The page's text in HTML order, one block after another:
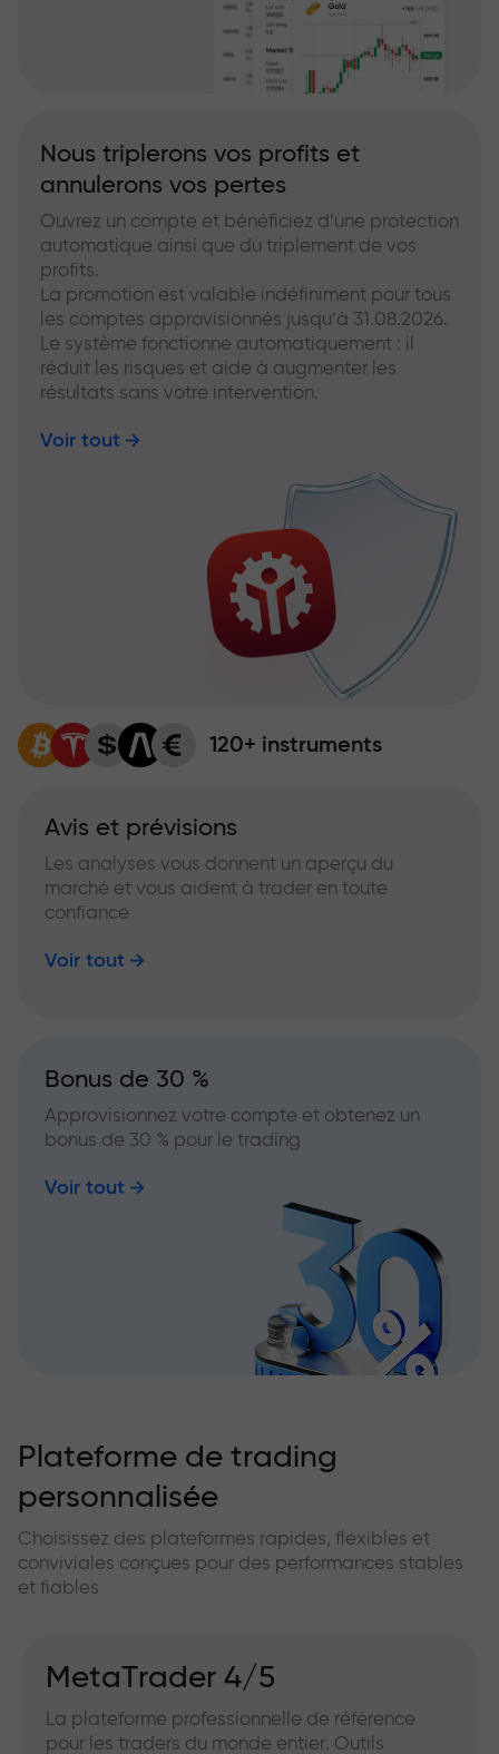
Nous triplerons vos profits et
annulerons vos pertes
Ouvrez un compte et bénéficiez d’une protection
automatique ainsi que du triplement de vos
profits.
La promotion est valable indéfiniment pour tous
les comptes approvisionnés jusqu’à 31.08.2026.
Le système fonctionne automatiquement : il
réduit les risques et aide à augmenter les
résultats sans votre intervention.
Voir tout
120+ instruments
Avis et prévisions
Les analyses vous donnent un aperçu du
marché et vous aident à trader en toute
confiance
Voir tout
Bonus de 30 %
Approvisionnez votre compte et obtenez un
bonus de 30 % pour le trading
Voir tout
Plateforme de trading
personnalisée
Choisissez des plateformes rapides, flexibles et
conviviales conçues pour des performances stables
et fiables
MetaTrader 4/5
La plateforme professionnelle de référence
pour les traders du monde entier. Outils